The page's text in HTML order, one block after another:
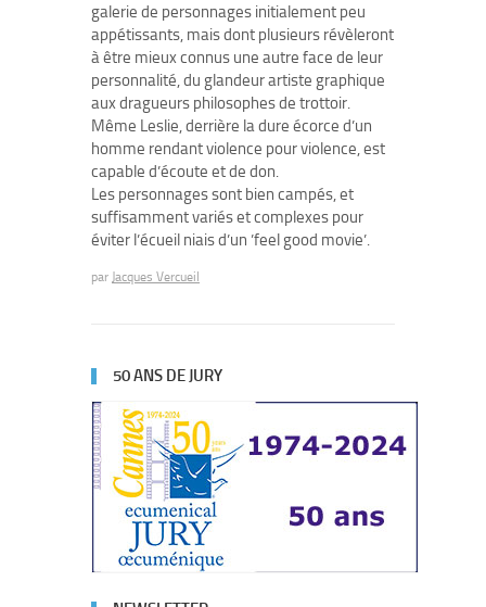
galerie de personnages initialement peu
appétissants, mais dont plusieurs révèleront
à être mieux connus une autre face de leur
personnalité, du glandeur artiste graphique
aux dragueurs philosophes de trottoir.
Même Leslie, derrière la dure écorce d’un
homme rendant violence pour violence, est
capable d’écoute et de don.
Les personnages sont bien campés, et
suffisamment variés et complexes pour
éviter l’écueil niais d’un ’feel good movie’.
par Jacques Vercueil
50 ANS DE JURY